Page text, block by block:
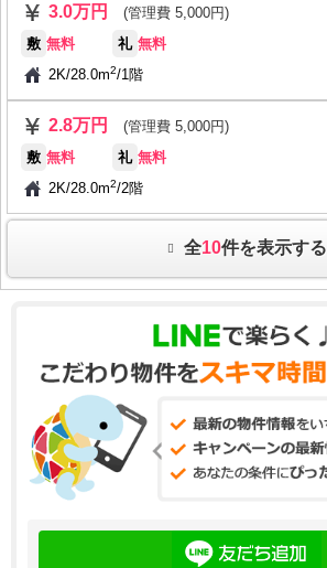
3.0万円
(管理費 5,000円)
敷 無料 礼 無料
2K/28.0m2/1階
2.8万円
(管理費 5,000円)
敷 無料 礼 無料
2K/28.0m2/2階
全10件を表示する